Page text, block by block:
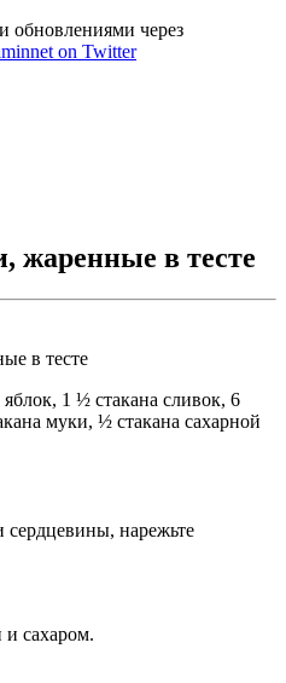
обновлениями через
жаренные в тесте
1 ½ стакана сливок, 6
муки, ½ стакана сахарной
нарежьте
сахаром.